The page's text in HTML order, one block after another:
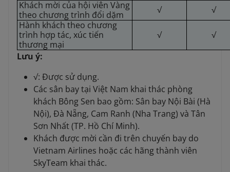
Khách mời của hội viên Vàng
theo chương trình đổi dặm
√
√
Hành khách theo chương
trình hợp tác, xúc tiến
thương mại
√
√
Lưu ý:
√: Được sử dụng.
Các sân bay tại Việt Nam khai thác phòng
khách Bông Sen bao gồm: Sân bay Nội Bài (Hà
Nội), Đà Nẵng, Cam Ranh (Nha Trang) và Tân
Sơn Nhất (TP. Hồ Chí Minh).
Khách được mời cần đi trên chuyến bay do
Vietnam Airlines hoặc các hãng thành viên
SkyTeam khai thác.